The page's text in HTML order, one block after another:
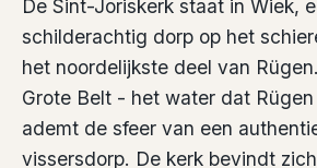
De Sint-Joriskerk staat in Wiek,
schilderachtig dorp op het
het noordelijkste deel van
Grote Belt - het water dat
ademt de sfeer van een
vissersdorp. De kerk bevindt